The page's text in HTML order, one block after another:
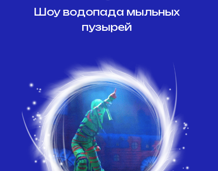
Шоу водопада мыльных
пузырей